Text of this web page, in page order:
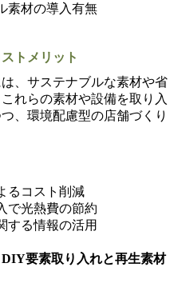
素材の導入有無
トメリット
、サステナブルな素材や省
れらの素材や設備を取り入
、環境配慮型の店舗づくり
るコスト削減
で光熱費の節約
する情報の活用
要素取り入れと再生素材